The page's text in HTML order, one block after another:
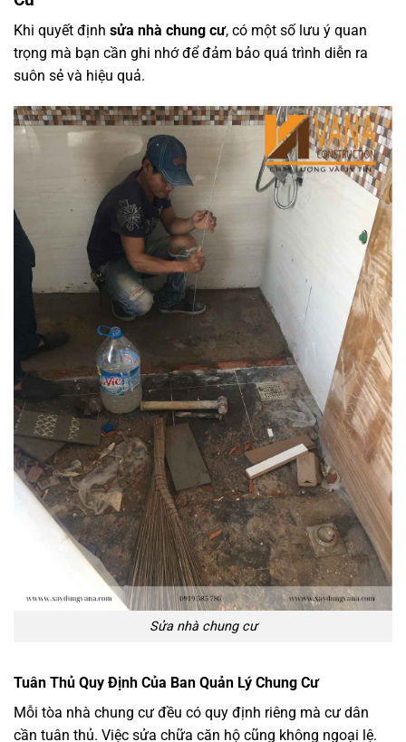
Khi quyết định sửa nhà chung cư, có một số lưu ý quan
trọng mà bạn cần ghi nhớ để đảm bảo quá trình diễn ra
suôn sẻ và hiệu quả.
Sửa nhà chung cư
Tuân Thủ Quy Định Của Ban Quản Lý Chung Cư
Mỗi tòa nhà chung cư đều có quy định riêng mà cư dân
cần tuân thủ. Việc sửa chữa căn hộ cũng không ngoại lệ.